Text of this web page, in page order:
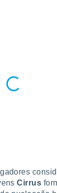
Cirrus